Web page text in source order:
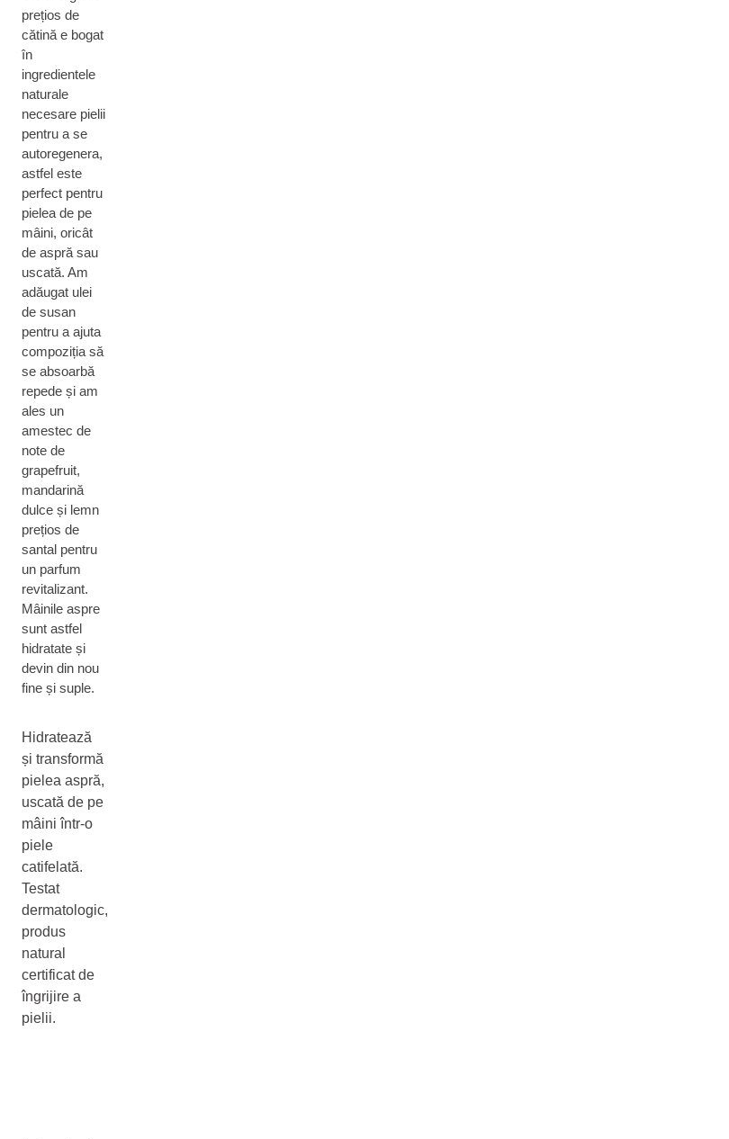
prețios de
cătină e bogat
în
ingredientele
naturale
necesare pielii
pentru a se
autoregenera,
astfel este
perfect pentru
pielea de pe
mâini, oricât
de aspră sau
uscată. Am
adăugat ulei
de susan
pentru a ajuta
compoziția să
se absoarbă
repede și am
ales un
amestec de
note de
grapefruit,
mandarină
dulce și lemn
prețios de
santal pentru
un parfum
revitalizant.
Mâinile aspre
sunt astfel
hidratate și
devin din nou
fine și suple.
Hidratează
și transformă
pielea aspră,
uscată de pe
mâini într-o
piele
catifelată.
Testat
dermatologic,
produs
natural
certificat de
îngrijire a
pielii.